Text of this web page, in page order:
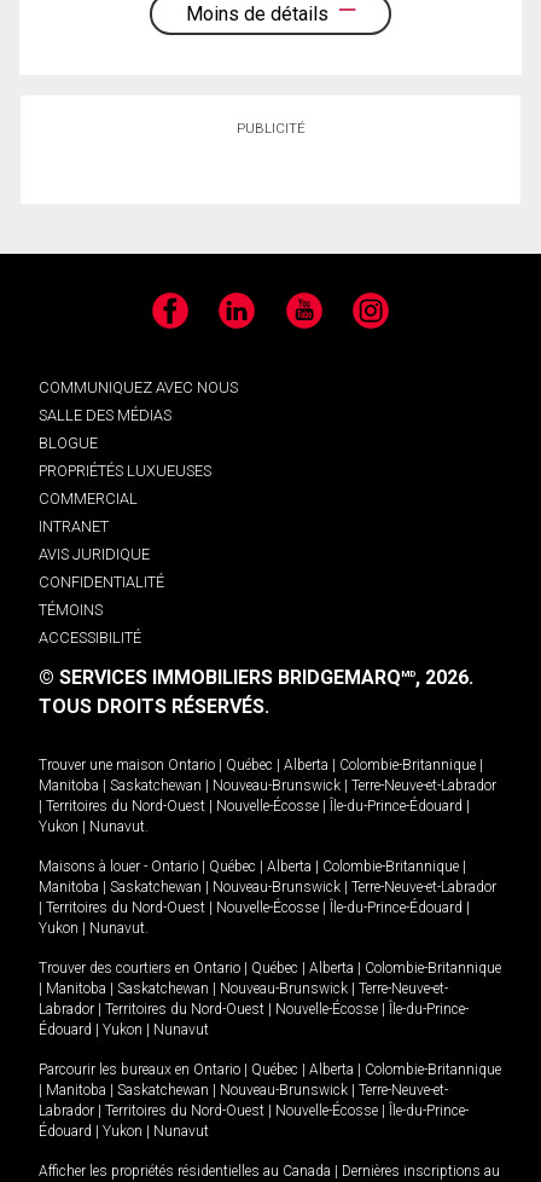
Moins de détails
PUBLICITÉ
Facebook LinkedIn YouTube Instagram
COMMUNIQUEZ AVEC NOUS
SALLE DES MÉDIAS
BLOGUE
PROPRIÉTÉS LUXUEUSES
COMMERCIAL
INTRANET
AVIS JURIDIQUE
CONFIDENTIALITÉ
TÉMOINS
ACCESSIBILITÉ
© SERVICES IMMOBILIERS BRIDGEMARQMD, 2026.
TOUS DROITS RÉSERVÉS.
Trouver une maison Ontario Québec Alberta Colombie-Britannique
Manitoba
Saskatchewan Nouveau-Brunswick
Terre-Neuve-et-Labrador
Territoires du Nord-Ouest Nouvelle-Écosse Île-du-Prince-Édouard
Yukon
Nunavut.
Maisons à louer - Ontario Québec Alberta Colombie-Britannique
Manitoba
Saskatchewan Nouveau-Brunswick
Terre-Neuve-et-Labrador
Territoires du Nord-Ouest Nouvelle-Écosse Île-du-Prince-Édouard
Yukon
Nunavut.
Trouver des courtiers en Ontario Québec Alberta
Colombie-Britannique
Manitoba Saskatchewan Nouveau-Brunswick
Terre-Neuve-et-
Labrador
Territoires du Nord-Ouest Nouvelle-Écosse
Île-du-Prince-
Édouard
Yukon Nunavut
Parcourir les bureaux en Ontario Québec Alberta
Colombie-Britannique
Manitoba Saskatchewan Nouveau-Brunswick
Terre-Neuve-et-
Labrador
Territoires du Nord-Ouest Nouvelle-Écosse
Île-du-Prince-
Édouard
Yukon Nunavut
Afficher les propriétés résidentielles au Canada
Dernières inscriptions au